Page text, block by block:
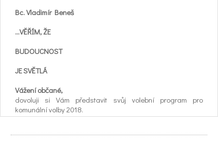
Bc. Vladimír Beneš
…VĚŘÍM, ŽE
BUDOUCNOST
JE SVĚTLÁ
Vážení občané,
dovoluji si Vám představit svůj volební program pro
komunální volby 2018.
Hlavní priority jsou jednoznačné - chci bezproblémové